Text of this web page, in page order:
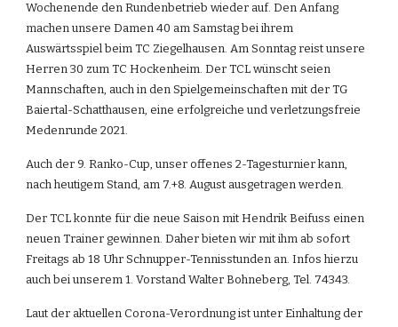
Wochenende den Rundenbetrieb wieder auf. Den Anfang
machen unsere Damen 40 am Samstag bei ihrem
Auswärtsspiel beim TC Ziegelhausen. Am Sonntag reist unsere
Herren 30 zum TC Hockenheim. Der TCL wünscht seien
Mannschaften, auch in den Spielgemeinschaften mit der TG
Baiertal-Schatthausen, eine erfolgreiche und verletzungsfreie
Medenrunde 2021.
Auch der 9. Ranko-Cup, unser offenes 2-Tagesturnier kann,
nach heutigem Stand, am 7.+8. August ausgetragen werden.
Der TCL konnte für die neue Saison mit Hendrik Beifuss einen
neuen Trainer gewinnen. Daher bieten wir mit ihm ab sofort
Freitags ab 18 Uhr Schnupper-Tennisstunden an. Infos hierzu
auch bei unserem 1. Vorstand Walter Bohneberg, Tel. 74343.
Laut der aktuellen Corona-Verordnung ist unter Einhaltung der